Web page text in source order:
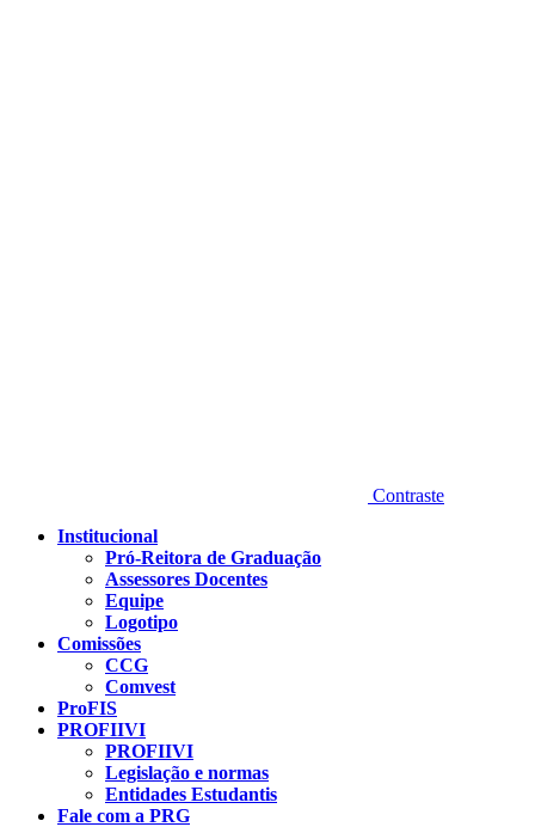
Contraste
Institucional
Pró-Reitora de Graduação
Assessores Docentes
Equipe
Logotipo
Comissões
CCG
Comvest
ProFIS
PROFIIVI
PROFIIVI
Legislação e normas
Entidades Estudantis
Fale com a PRG